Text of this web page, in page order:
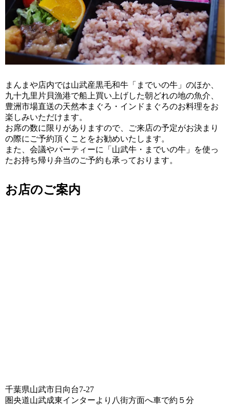
まんまや店内では山武産黒毛和牛「までいの牛」のほか、
九十九里片貝漁港で船上買い上げした朝どれの地の魚介、
豊洲市場直送の天然本まぐろ・インドまぐろのお料理をお
楽しみいただけます。
お席の数に限りがありますので、ご来店の予定がお決まり
の際にご予約頂くことをお勧めいたします。
また、会議やパーティーに「山武牛・までいの牛」を使っ
たお持ち帰り弁当のご予約も承っております。
お店のご案内
千葉県山武市日向台7-27
圏央道山武成東インターより八街方面へ車で約５分